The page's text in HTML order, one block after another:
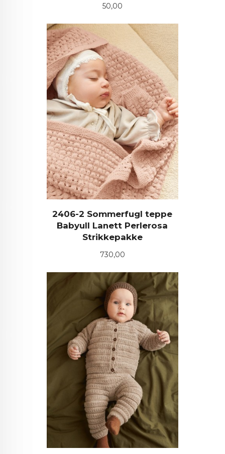
Pris
50,00
2406-2 Sommerfugl teppe
Babyull Lanett Perlerosa
Strikkepakke
Pris
730,00